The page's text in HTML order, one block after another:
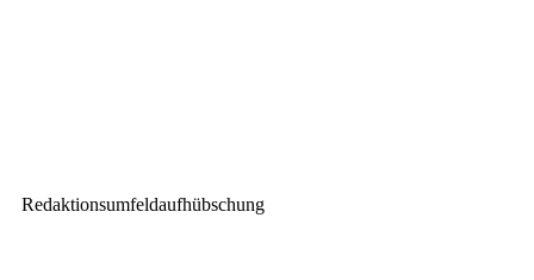
Redaktionsumfeldaufhübschung